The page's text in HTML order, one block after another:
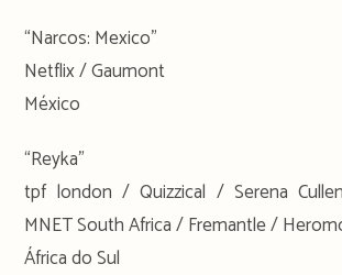
“Narcos: Mexico”
Netflix / Gaumont
México
“Reyka”
tpf london / Quizzical / Serena
MNET South Africa / Fremantle /
África do Sul